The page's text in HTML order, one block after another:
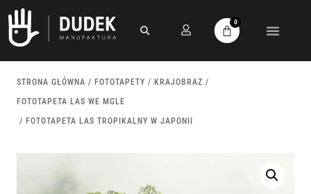
0
STRONA GŁÓWNA / FOTOTAPETY / KRAJOBRAZ /
FOTOTAPETA LAS WE MGLE
/ FOTOTAPETA LAS TROPIKALNY W JAPONII